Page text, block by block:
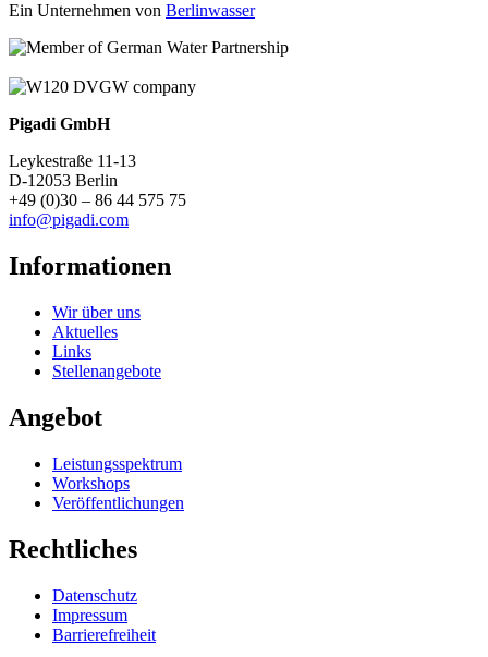
Ein Unternehmen von Berlinwasser
Pigadi GmbH
Leykestraße 11-13
D-12053 Berlin
+49 (0)30 – 86 44 575 75
info@pigadi.com
Informationen
Wir über uns
Aktuelles
Links
Stellenangebote
Angebot
Leistungsspektrum
Workshops
Veröffentlichungen
Rechtliches
Datenschutz
Impressum
Barrierefreiheit